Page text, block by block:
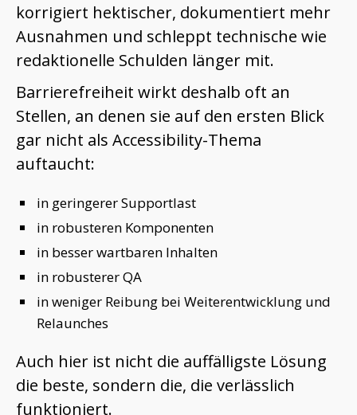
korrigiert hektischer, dokumentiert mehr
Ausnahmen und schleppt technische wie
redaktionelle Schulden länger mit.
Barrierefreiheit wirkt deshalb oft an
Stellen, an denen sie auf den ersten Blick
gar nicht als Accessibility-Thema
auftaucht:
in geringerer Supportlast
in robusteren Komponenten
in besser wartbaren Inhalten
in robusterer QA
in weniger Reibung bei Weiterentwicklung und
Relaunches
Auch hier ist nicht die auffälligste Lösung
die beste, sondern die, die verlässlich
funktioniert.